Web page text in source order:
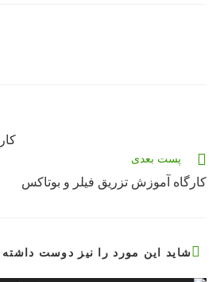
بخوانیدپست بعدی
کارگاه آموزش تزریق فیلر و بوتاکس
شاید این مورد را نیز دوست داشته